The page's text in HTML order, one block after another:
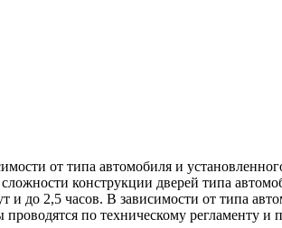
от типа автомобиля и
конструкции дверей типа
и до 2,5 часов. В зависимости от типа
по техническому регламенту и